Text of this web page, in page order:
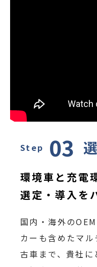
Step 03
環境車と充電
選定・導入を
国内・海外の
カーも含めたマ
古車まで、貴社